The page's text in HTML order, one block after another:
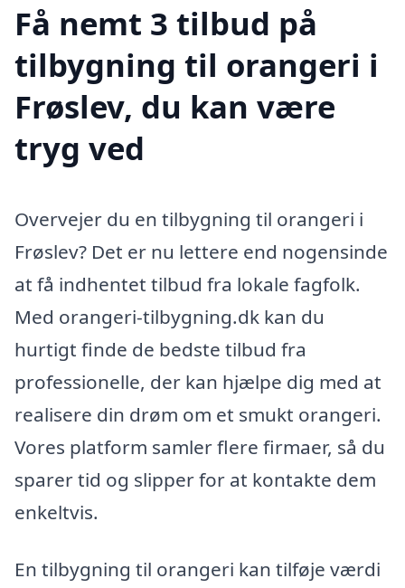
Få nemt 3 tilbud på
tilbygning til orangeri i
Frøslev, du kan være
tryg ved
Overvejer du en tilbygning til orangeri i
Frøslev? Det er nu lettere end nogensinde
at få indhentet tilbud fra lokale fagfolk.
Med orangeri-tilbygning.dk kan du
hurtigt finde de bedste tilbud fra
professionelle, der kan hjælpe dig med at
realisere din drøm om et smukt orangeri.
Vores platform samler flere firmaer, så du
sparer tid og slipper for at kontakte dem
enkeltvis.
En tilbygning til orangeri kan tilføje værdi